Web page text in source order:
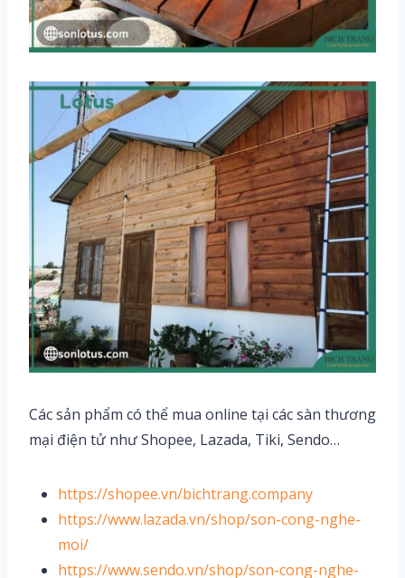
Các sản phẩm có thể mua online tại các sàn thương
mại điện tử như Shopee, Lazada, Tiki, Sendo…
https://shopee.vn/bichtrang.company
https://www.lazada.vn/shop/son-cong-nghe-
moi/
https://www.sendo.vn/shop/son-cong-nghe-